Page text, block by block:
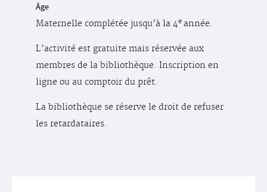
Âge
Maternelle complétée jusqu’à la 4e année.
L’activité est gratuite mais réservée aux
membres de la bibliothèque. Inscription en
ligne ou au comptoir du prêt.
La bibliothèque se réserve le droit de refuser
les retardataires.